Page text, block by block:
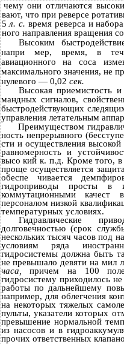
чему они отличаются
вают, что при реверсе
5л. с. время реверса и
ного направления вращения
Высоким
напри­ мер, время, в
авиационного на­ соса
максимального значения, не
нулевого — 0,02 сек.
Высокая приемистость
мандных сигналов,
быстродействующих
управления летательным
Преимуществом
ность непрерывного
сти и осуществления
равномерность и
высо­ кий к. п.д. Кроме того, в
проще осуществляется
обеспе­ чивается
гидроприводы просты в
коммутационными качест­
персоналом низкой
температурных условиях.
Гидравлические
долговечностью (срок
нескольких тысяч часов под
условиям ряда
гидросистемы должна быть
не превышало девяти на мил­
часа,причем на 100
гидросистему приходилось
работы по дальнейшему
например, для облегчения
на некоторых тяжелых
пульты, указатели которых
превышение нормальной
из насосов и в
прочих ответственных